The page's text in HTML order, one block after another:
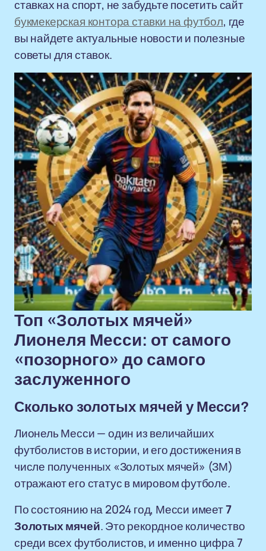
ставках на спорт, не забудьте посетить сайт
букмекерская контора ставки на футбол, где
вы найдете актуальные новости и полезные
советы для ставок.
Топ «Золотых мячей»
Лионеля Месси: от самого
«позорного» до самого
заслуженного
Сколько золотых мячей у Месси?
Лионель Месси — один из величайших
футболистов в истории, и его достижения в
числе полученных «Золотых мячей» (ЗМ)
отражают его статус в мировом футболе.
По состоянию на 2024 год, Месси имеет7
Золотых мячей. Это рекордное количество
среди всех футболистов, и именно цифра 7